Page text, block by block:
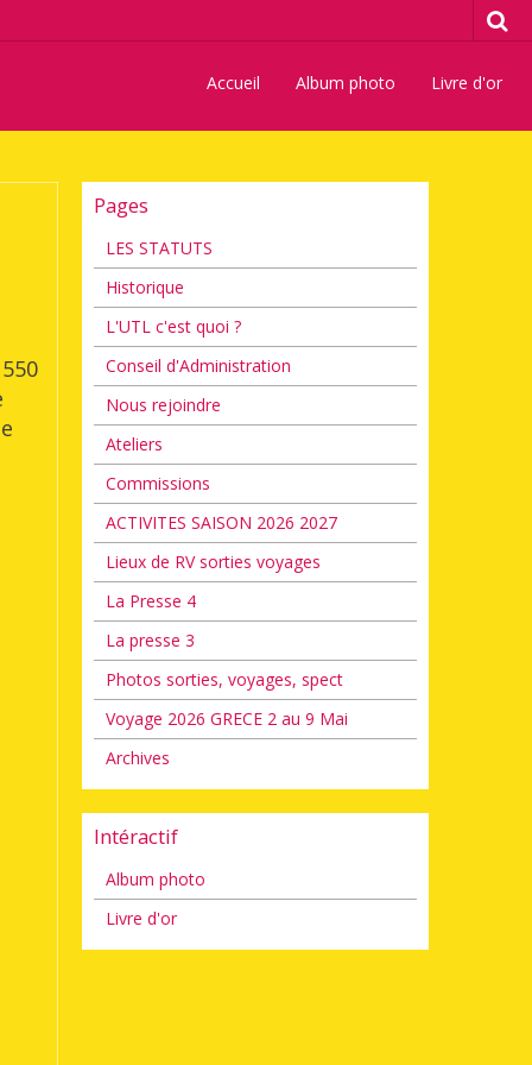
Accueil Album photo Livre d'or
Pages
LES STATUTS
Historique
L'UTL c'est quoi ?
Conseil d'Administration
Nous rejoindre
Ateliers
Commissions
ACTIVITES SAISON 2026 2027
Lieux de RV sorties voyages
La Presse 4
La presse 3
Photos sorties, voyages, spect
Voyage 2026 GRECE 2 au 9 Mai
Archives
Intéractif
Album photo
Livre d'or